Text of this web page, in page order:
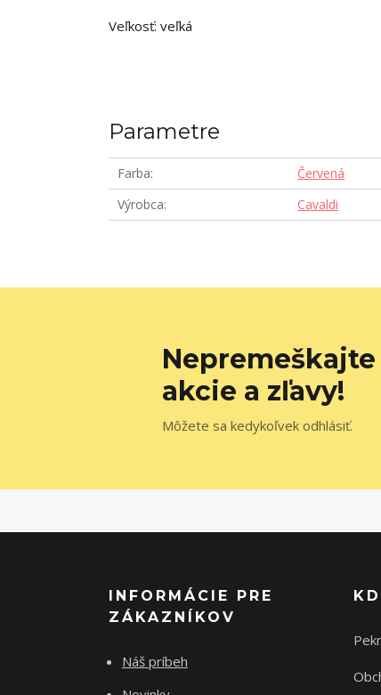
Veľkosť: veľká
Parametre
Farba
Červená
Výrobca
Cavaldi
akcie a zľavy!
Môžete sa kedykoľvek odhlásiť.
INFORMÁCIE PRE
ZÁKAZNÍKOV
Náš príbeh